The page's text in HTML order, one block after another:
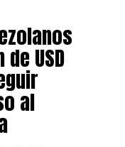
increíble vista al
este espacio
pero desde el
internacionales
USD
al